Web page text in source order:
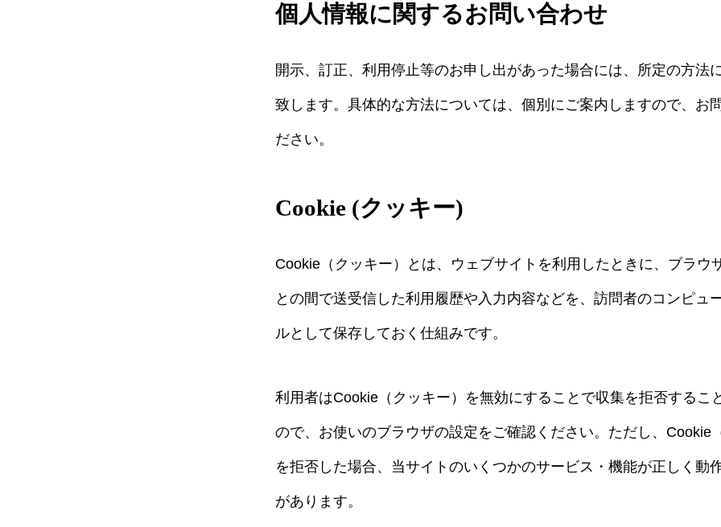
個人情報に関するお問い合わせ
開示、訂正、利用停止等のお申し出があった場合には、所定の方法
致します。具体的な方法については、個別にご案内しますので、お
ださい。
Cookie (クッキー)
Cookie（クッキー）とは、ウェブサイトを利用したときに、ブラウ
との間で送受信した利用履歴や入力内容などを、訪問者のコンピュ
ルとして保存しておく仕組みです。
利用者はCookie（クッキー）を無効にすることで収集を拒否するこ
ので、お使いのブラウザの設定をご確認ください。ただし、Cookie
を拒否した場合、当サイトのいくつかのサービス・機能が正しく動
があります。